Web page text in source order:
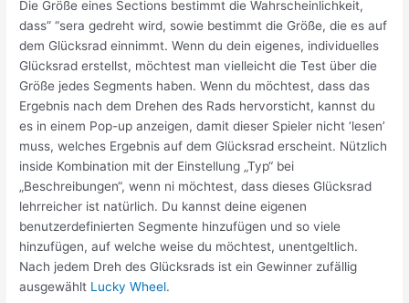
Die Größe eines Sections bestimmt die Wahrscheinlichkeit,
dass” “sera gedreht wird, sowie bestimmt die Größe, die es auf
dem Glücksrad einnimmt. Wenn du dein eigenes, individuelles
Glücksrad erstellst, möchtest man vielleicht die Test über die
Größe jedes Segments haben. Wenn du möchtest, dass das
Ergebnis nach dem Drehen des Rads hervorsticht, kannst du
es in einem Pop-up anzeigen, damit dieser Spieler nicht ‘lesen’
muss, welches Ergebnis auf dem Glücksrad erscheint. Nützlich
inside Kombination mit der Einstellung „Typ“ bei
„Beschreibungen“, wenn ni möchtest, dass dieses Glücksrad
lehrreicher ist natürlich. Du kannst deine eigenen
benutzerdefinierten Segmente hinzufügen und so viele
hinzufügen, auf welche weise du möchtest, unentgeltlich.
Nach jedem Dreh des Glücksrads ist ein Gewinner zufällig
ausgewählt Lucky Wheel.